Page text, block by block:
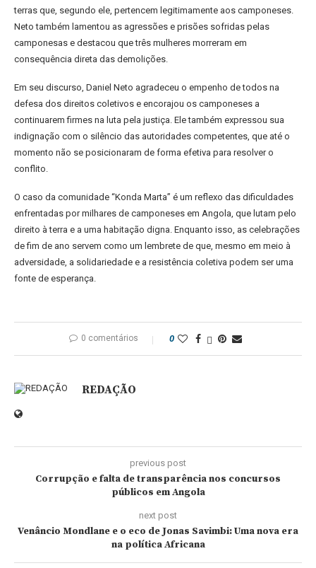
terras que, segundo ele, pertencem legitimamente aos camponeses.
Neto também lamentou as agressões e prisões sofridas pelas
camponesas e destacou que três mulheres morreram em
consequência direta das demolições.
Em seu discurso, Daniel Neto agradeceu o empenho de todos na
defesa dos direitos coletivos e encorajou os camponeses a
continuarem firmes na luta pela justiça. Ele também expressou sua
indignação com o silêncio das autoridades competentes, que até o
momento não se posicionaram de forma efetiva para resolver o
conflito.
O caso da comunidade “Konda Marta” é um reflexo das dificuldades
enfrentadas por milhares de camponeses em Angola, que lutam pelo
direito à terra e a uma habitação digna. Enquanto isso, as celebrações
de fim de ano servem como um lembrete de que, mesmo em meio à
adversidade, a solidariedade e a resistência coletiva podem ser uma
fonte de esperança.
0 comentários 0
REDAÇÃO
previous post
Corrupção e falta de transparência nos concursos
públicos em Angola
next post
Venâncio Mondlane e o eco de Jonas Savimbi: Uma nova era
na política Africana